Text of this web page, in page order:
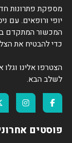
מספקת פתרונות
יופי ורופאים. עם
המכשור המתקדם
כדי להבטיח את
הצטרפו אלינו וגלו
לשלב הבא.
פוסטים